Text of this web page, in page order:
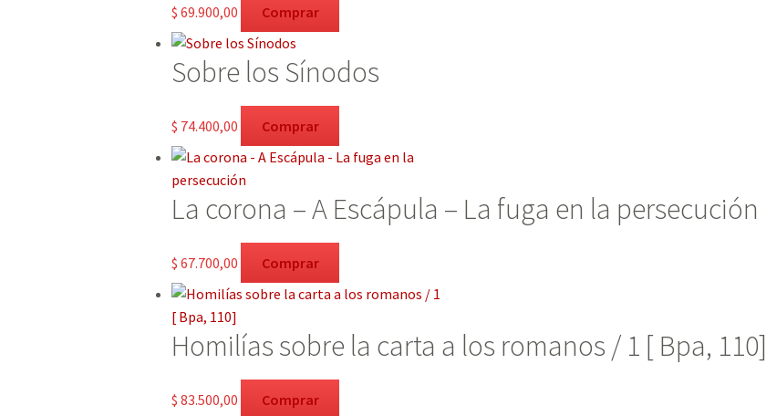
$ 69.900,00 Comprar
Sobre los Sínodos
$ 74.400,00 Comprar
La corona – A Escápula – La fuga en la persecución
$ 67.700,00 Comprar
Homilías sobre la carta a los romanos / 1 [ Bpa, 110]
$ 83.500,00 Comprar